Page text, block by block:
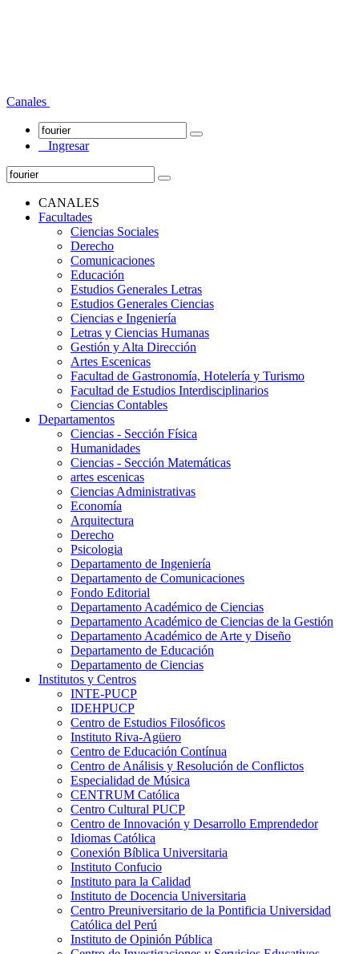
Canales
Ingresar
CANALES
Facultades
Ciencias Sociales
Derecho
Comunicaciones
Educación
Estudios Generales Letras
Estudios Generales Ciencias
Ciencias e Ingeniería
Letras y Ciencias Humanas
Gestión y Alta Dirección
Artes Escenicas
Facultad de Gastronomía, Hotelería y Turismo
Facultad de Estudios Interdisciplinarios
Ciencias Contables
Departamentos
Ciencias - Sección Física
Humanidades
Ciencias - Sección Matemáticas
artes escenicas
Ciencias Administrativas
Economía
Arquitectura
Derecho
Psicologia
Departamento de Ingeniería
Departamento de Comunicaciones
Fondo Editorial
Departamento Académico de Ciencias
Departamento Académico de Ciencias de la Gestión
Departamento Académico de Arte y Diseño
Departamento de Educación
Departamento de Ciencias
Institutos y Centros
INTE-PUCP
IDEHPUCP
Centro de Estudios Filosóficos
Instituto Riva-Agüero
Centro de Educación Contínua
Centro de Análisis y Resolución de Conflictos
Especialidad de Música
CENTRUM Católica
Centro Cultural PUCP
Centro de Innovación y Desarrollo Emprendedor
Idiomas Católica
Conexión Bíblica Universitaria
Instituto Confucio
Instituto para la Calidad
Instituto de Docencia Universitaria
Centro Preuniversitario de la Pontificia Universidad
Católica del Perú
Instituto de Opinión Pública